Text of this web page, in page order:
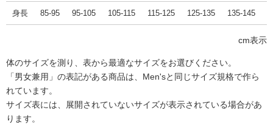
身長 85-95 95-105 105-115 115-125 125-135 135-145
cm表示
体のサイズを測り、表から最適なサイズをお選びください。
「男女兼用」の表記がある商品は、Men'sと同じサイズ規格で作ら
れています。
サイズ表には、展開されていないサイズが表示されている場合があ
ります。